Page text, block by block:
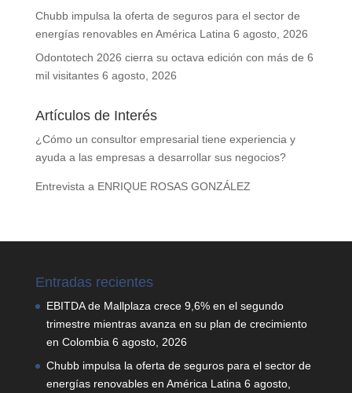
Chubb impulsa la oferta de seguros para el sector de
energías renovables en América Latina 6 agosto, 2026
Odontotech 2026 cierra su octava edición con más de 6
mil visitantes 6 agosto, 2026
Artículos de Interés
¿Cómo un consultor empresarial tiene experiencia y
ayuda a las empresas a desarrollar sus negocios?
Entrevista a ENRIQUE ROSAS GONZÁLEZ
Entradas recientes
EBITDA de Mallplaza crece 9,6% en el segundo
trimestre mientras avanza en su plan de crecimiento
en Colombia 6 agosto, 2026
Chubb impulsa la oferta de seguros para el sector de
energías renovables en América Latina 6 agosto,